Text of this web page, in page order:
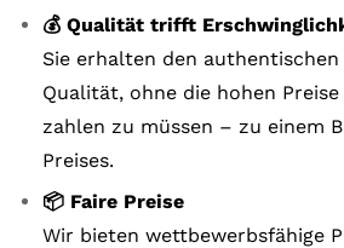
💰 Qualität trifft
Sie erhalten den
Qualität, ohne die hohen
zahlen zu müssen – zu einem
Preises.
📦 Faire Preise
Wir bieten wettbewerbsfähige